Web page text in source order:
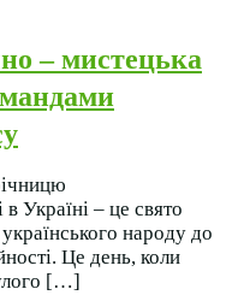
– мистецька
Україні – це свято
народу до
Це день, коли
[…]